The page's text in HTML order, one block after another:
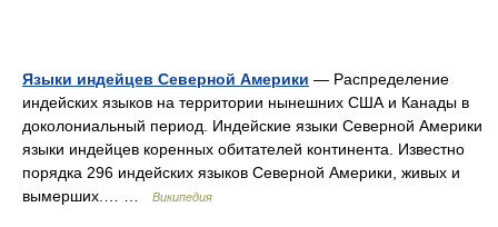
Языки индейцев Северной Америки — Распределение
индейских языков на территории нынешних США и Канады в
доколониальный период. Индейские языки Северной Америки
языки индейцев коренных обитателей континента. Известно
порядка 296 индейских языков Северной Америки, живых и
вымерших.… …
Википедия